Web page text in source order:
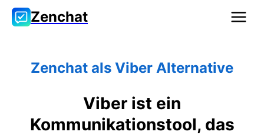
Zenchat
Zenchat als Viber Alternative
Viber ist ein
Kommunikationstool, das